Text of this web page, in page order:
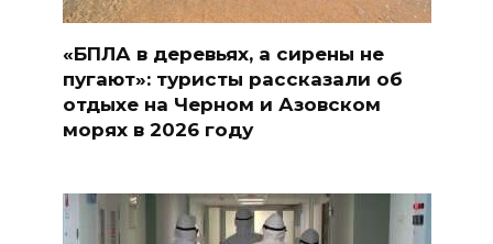
«БПЛА в деревьях, а сирены не
пугают»: туристы рассказали об
отдыхе на Черном и Азовском
морях в 2026 году